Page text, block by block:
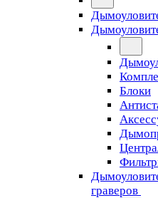
Блоки
граверов